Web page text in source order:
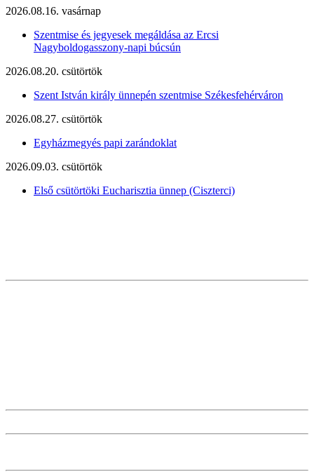
2026.08.16. vasárnap
Szentmise és jegyesek megáldása az Ercsi
Nagyboldogasszony-napi búcsún
2026.08.20. csütörtök
Szent István király ünnepén szentmise Székesfehérváron
2026.08.27. csütörtök
Egyházmegyés papi zarándoklat
2026.09.03. csütörtök
Első csütörtöki Eucharisztia ünnep (Ciszterci)